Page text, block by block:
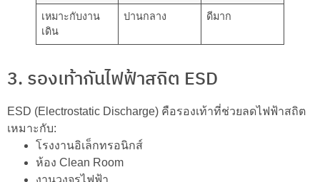
เหมาะกับงาน
เดิน
ปานกลาง ดีมาก
3. รองเท้ากันไฟฟ้าสถิต ESD
ESD (Electrostatic Discharge) คือรองเท้าที่ช่วยลดไฟฟ้าสถิต
เหมาะกับ:
โรงงานอิเล็กทรอนิกส์
ห้อง Clean Room
งานวงจรไฟฟ้า